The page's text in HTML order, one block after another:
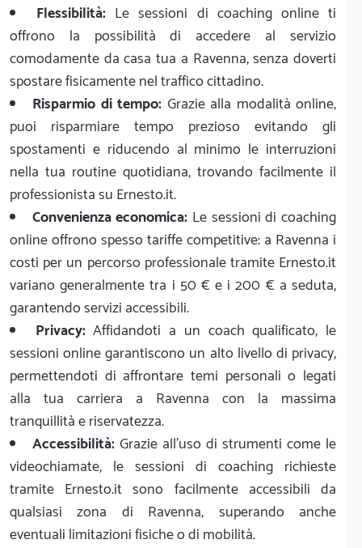
Flessibilità: Le sessioni di coaching online ti
offrono la possibilità di accedere al servizio
comodamente da casa tua a Ravenna, senza doverti
spostare fisicamente nel traffico cittadino.
Risparmio di tempo: Grazie alla modalità online,
puoi risparmiare tempo prezioso evitando gli
spostamenti e riducendo al minimo le interruzioni
nella tua routine quotidiana, trovando facilmente il
professionista su Ernesto.it.
Convenienza economica: Le sessioni di coaching
online offrono spesso tariffe competitive: a Ravenna i
costi per un percorso professionale tramite Ernesto.it
variano generalmente tra i 50 € e i 200 € a seduta,
garantendo servizi accessibili.
Privacy:Affidandoti a un coach qualificato, le
sessioni online garantiscono un alto livello di privacy,
permettendoti di affrontare temi personali o legati
alla tua carriera a Ravenna con la massima
tranquillità e riservatezza.
Accessibilità: Grazie all'uso di strumenti come le
videochiamate, le sessioni di coaching richieste
tramite Ernesto.it sono facilmente accessibili da
qualsiasi zona di Ravenna, superando anche
eventuali limitazioni fisiche o di mobilità.